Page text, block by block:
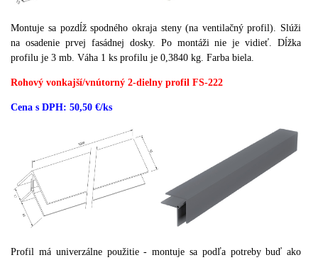
Montuje sa pozdĺž spodného okraja steny (na ventilačný profil). Slúži
na osadenie prvej fasádnej dosky. Po montáži nie je vidieť.
Dĺžka
profilu je 3 mb. Váha 1 ks profilu je 0,3840 kg. Farba biela.
Rohový vonkajší/vnútorný 2-dielny profil FS-222
Cena s DPH: 50,50 €/ks
Profil má univerzálne použitie - montuje sa podľa potreby buď ako